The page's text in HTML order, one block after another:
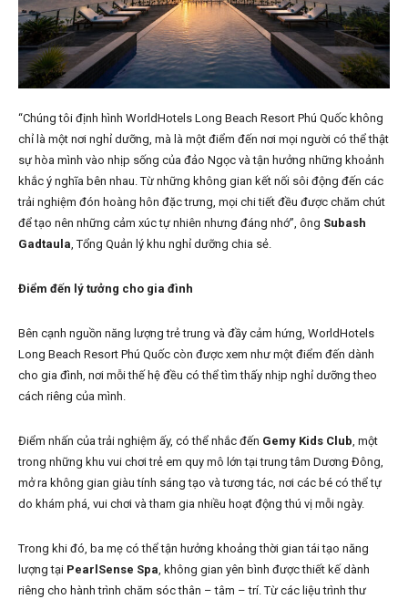
“Chúng tôi định hình WorldHotels Long Beach Resort Phú Quốc không
chỉ là một nơi nghỉ dưỡng, mà là một điểm đến nơi mọi người có thể thật
sự hòa mình vào nhịp sống của đảo Ngọc và tận hưởng những khoảnh
khắc ý nghĩa bên nhau. Từ những không gian kết nối sôi động đến các
trải nghiệm đón hoàng hôn đặc trưng, mọi chi tiết đều được chăm chút
để tạo nên những cảm xúc tự nhiên nhưng đáng nhớ”, ông Subash
Gadtaula, Tổng Quản lý khu nghỉ dưỡng chia sẻ.
Điểm đến lý tưởng cho gia đình
Bên cạnh nguồn năng lượng trẻ trung và đầy cảm hứng, WorldHotels
Long Beach Resort Phú Quốc còn được xem như một điểm đến dành
cho gia đình, nơi mỗi thế hệ đều có thể tìm thấy nhịp nghỉ dưỡng theo
cách riêng của mình.
Điểm nhấn của trải nghiệm ấy, có thể nhắc đến Gemy Kids Club, một
trong những khu vui chơi trẻ em quy mô lớn tại trung tâm Dương Đông,
mở ra không gian giàu tính sáng tạo và tương tác, nơi các bé có thể tự
do khám phá, vui chơi và tham gia nhiều hoạt động thú vị mỗi ngày.
Trong khi đó, ba mẹ có thể tận hưởng khoảng thời gian tái tạo năng
lượng tại PearlSense Spa, không gian yên bình được thiết kế dành
riêng cho hành trình chăm sóc thân – tâm – trí. Từ các liệu trình thư